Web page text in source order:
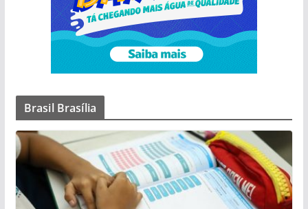
Brasil Brasília